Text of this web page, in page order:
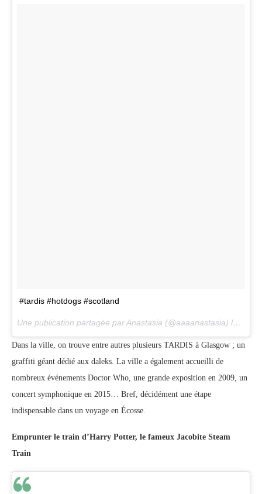
#tardis #hotdogs #scotland
Une publication partagée par Anastasia (@aaaanastasia) le
Dans la ville, on trouve entre autres plusieurs TARDIS à Glasgow ; un
graffiti géant dédié aux daleks. La ville a également accueilli de
nombreux événements Doctor Who, une grande exposition en 2009, un
concert symphonique en 2015… Bref, décidément une étape
indispensable dans un voyage en Écosse.
Emprunter le train d’Harry Potter, le fameux Jacobite Steam
Train